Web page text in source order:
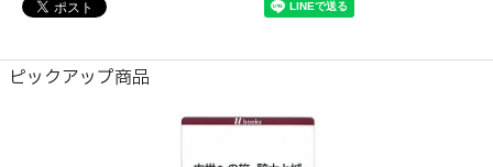
ピックアップ商品